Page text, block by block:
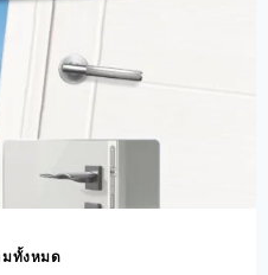
ทั้งหมด